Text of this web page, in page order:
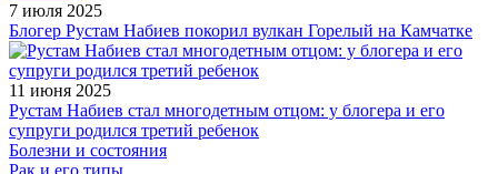
7 июля 2025
Блогер Рустам Набиев покорил вулкан Горелый на Камчатке
11 июня 2025
Рустам Набиев стал многодетным отцом: у блогера и его
супруги родился третий ребенок
Болезни и состояния